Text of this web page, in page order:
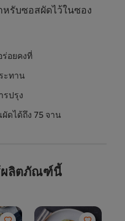
หรับซอสผัดไว้ในซอง
อยคงที่
ะทาน
ปรุง
ดได้ถึง 75 จาน
ผลิตภัณฑ์นี้